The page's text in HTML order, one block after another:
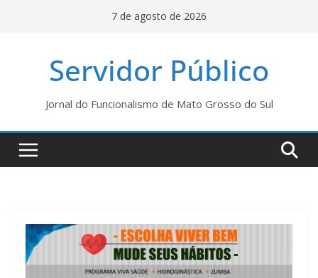
7 de agosto de 2026
Servidor Público
Jornal do Funcionalismo de Mato Grosso do Sul